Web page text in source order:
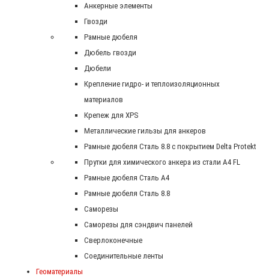
Анкерные элементы
Гвозди
Рамные дюбеля
Дюбель гвозди
Дюбели
Крепление гидро- и теплоизоляционных
материалов
Крепеж для XPS
Металлические гильзы для анкеров
Рамные дюбеля Сталь 8.8 с покрытием Delta Protekt
Прутки для химического анкера из стали А4 FL
Рамные дюбеля Сталь A4
Рамные дюбеля Сталь 8.8
Саморезы
Саморезы для сэндвич панелей
Сверлоконечные
Соединительные ленты
Геоматериалы